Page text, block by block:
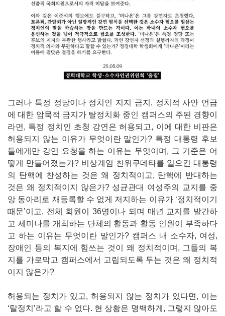
그러나 특정 정당이나 정치인 지지 금지, 정치적 사안 언급
에 대한 암묵적 금지가 탈정치화 중인 캠퍼스의 주된 경향이
라면, 특정 정치인 초청 강연은 허용되고, 이에 대한 비판은
허용되지 않는 이유가 무엇이란 말인가? 특정 대통령 후보
들에게만 강연 요청을 하는 이유는 무엇이며, 그 기준은 어
떻게 만들어졌는가? 비상계엄 친위쿠데타를 일으킨 대통령
의 탄핵에 찬성하는 것은 왜 정치적이고, 탄핵에 반대하는
것은 왜 정치적이지 않은가? 성균관대 여성주의 교지를 중
앙 동아리로 재등록할 수 없게 저지하는 이유가 ‘정치적이기
때문’이고, 전체 회원이 36명이나 되며 매년 교지를 발간하
고 세미나를 개최하는 단체의 활동과 활동 인원이 부족하다
고 하는 이유는 무엇이란 말인가? 캠퍼스 내 소수자, 여성,
장애인 등의 복지에 힘쓰는 것이 왜 정치적이며, 그들의 복
지를 가로막고 캠퍼스에서 고립되도록 두는 것은 왜 정치적
이지 않은가?
허용되는 정치가 있고, 허용되지 않는 정치가 있다면, 이는
‘탈정치’라고 할 수 없다. 현 상황은 명백하게, 그렇지 않아도